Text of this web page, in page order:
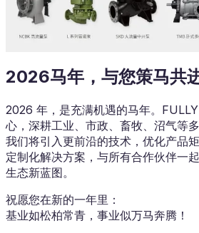
2026马年，与您策马共
2026 年，是充满机遇的马年。
心，深耕工业、市政、畜牧、沼气等
我们将引入更前沿的技术，优化产品
定制化解决方案，与所有合作伙伴一
生态新蓝图。
祝愿您在新的一年里：
基业如松柏常青，事业似万马奔腾！